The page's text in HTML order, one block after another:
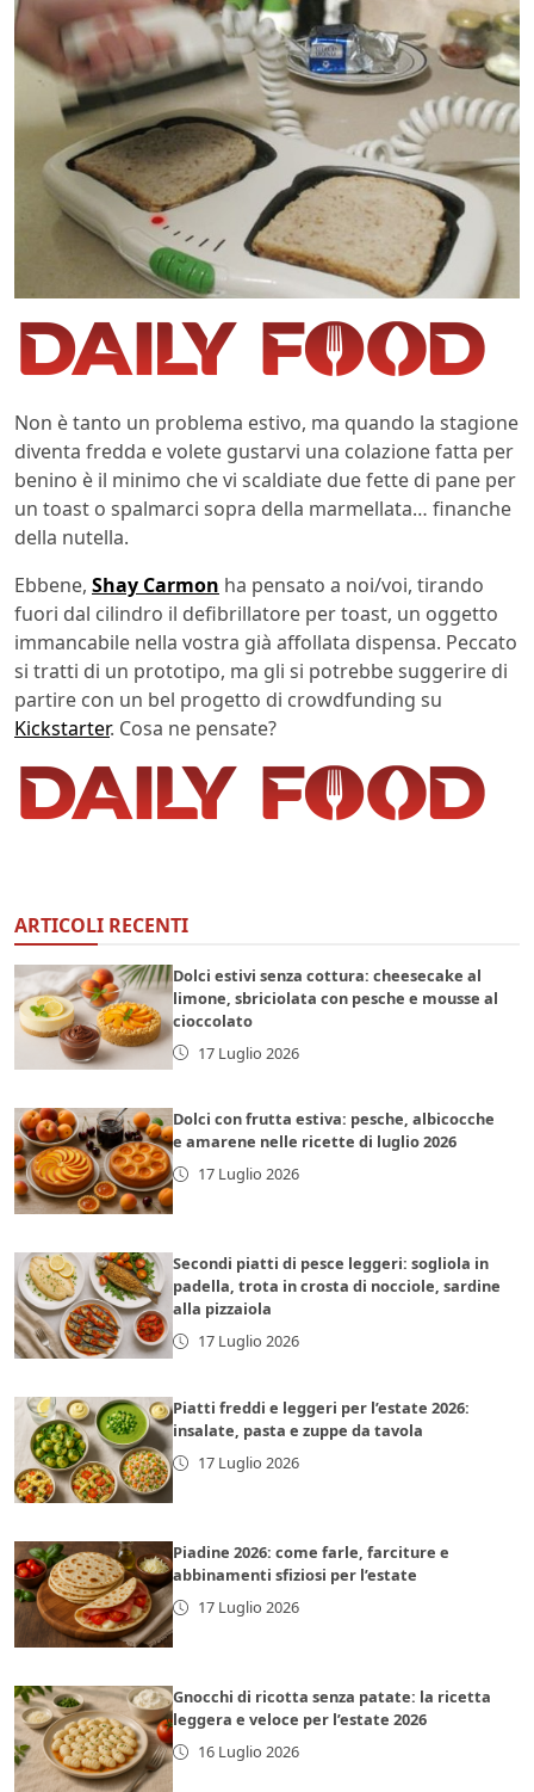
Non è tanto un problema estivo, ma quando la stagione
diventa fredda e volete gustarvi una colazione fatta per
benino è il minimo che vi scaldiate due fette di pane per
un toast o spalmarci sopra della marmellata… finanche
della nutella.
Ebbene, Shay Carmon ha pensato a noi/voi, tirando
fuori dal cilindro il defibrillatore per toast, un oggetto
immancabile nella vostra già affollata dispensa. Peccato
si tratti di un prototipo, ma gli si potrebbe suggerire di
partire con un bel progetto di crowdfunding su
Kickstarter. Cosa ne pensate?
ARTICOLI RECENTI
Dolci estivi senza cottura: cheesecake al
limone, sbriciolata con pesche e mousse al
cioccolato
17 Luglio 2026
Dolci con frutta estiva: pesche, albicocche
e amarene nelle ricette di luglio 2026
17 Luglio 2026
Secondi piatti di pesce leggeri: sogliola in
padella, trota in crosta di nocciole, sardine
alla pizzaiola
17 Luglio 2026
Piatti freddi e leggeri per l’estate 2026:
insalate, pasta e zuppe da tavola
17 Luglio 2026
Piadine 2026: come farle, farciture e
abbinamenti sfiziosi per l’estate
17 Luglio 2026
Gnocchi di ricotta senza patate: la ricetta
leggera e veloce per l’estate 2026
16 Luglio 2026